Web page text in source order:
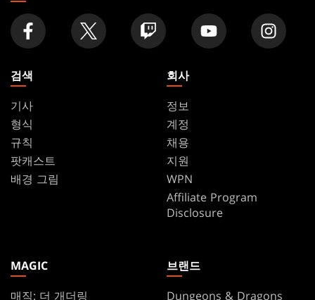
검색
기사
형식
규칙
팟캐스트
배경 그림
회사
정보
계정
채용
지원
WPN
Affiliate Program
Disclosure
MAGIC
매직: 더 개더링
브랜드
Dungeons & Dragons